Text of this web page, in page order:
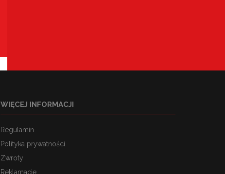
WIĘCEJ INFORMACJI
Regulamin
Polityka prywatności
Zwroty
Reklamacje